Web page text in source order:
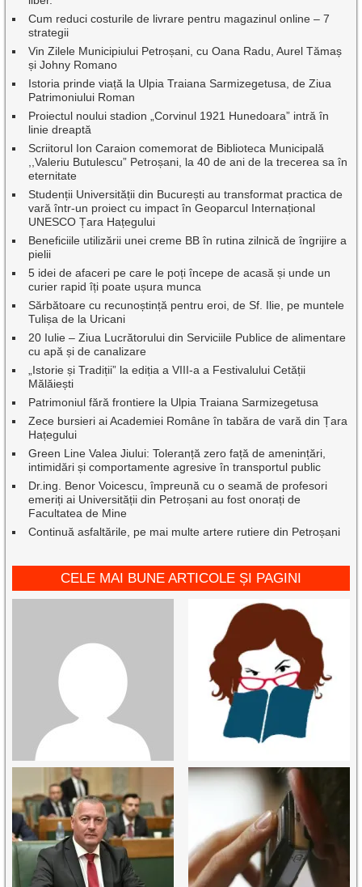
Cum reduci costurile de livrare pentru magazinul online – 7
strategii
Vin Zilele Municipiului Petroșani, cu Oana Radu, Aurel Tămaș
și Johny Romano
Istoria prinde viață la Ulpia Traiana Sarmizegetusa, de Ziua
Patrimoniului Roman
Proiectul noului stadion „Corvinul 1921 Hunedoara” intră în
linie dreaptă
Scriitorul Ion Caraion comemorat de Biblioteca Municipală
,,Valeriu Butulescu” Petroșani, la 40 de ani de la trecerea sa în
eternitate
Studenții Universității din București au transformat practica de
vară într-un proiect cu impact în Geoparcul Internațional
UNESCO Țara Hațegului
Beneficiile utilizării unei creme BB în rutina zilnică de îngrijire a
pielii
5 idei de afaceri pe care le poți începe de acasă și unde un
curier rapid îți poate ușura munca
Sărbătoare cu recunoștință pentru eroi, de Sf. Ilie, pe muntele
Tulișa de la Uricani
20 Iulie – Ziua Lucrătorului din Serviciile Publice de alimentare
cu apă și de canalizare
„Istorie și Tradiții” la ediția a VIII-a a Festivalului Cetății
Mălăiești
Patrimoniul fără frontiere la Ulpia Traiana Sarmizegetusa
Zece bursieri ai Academiei Române în tabăra de vară din Țara
Hațegului
Green Line Valea Jiului: Toleranță zero față de amenințări,
intimidări și comportamente agresive în transportul public
Dr.ing. Benor Voicescu, împreună cu o seamă de profesori
emeriți ai Universității din Petroșani au fost onorați de
Facultatea de Mine
Continuă asfaltările, pe mai multe artere rutiere din Petroșani
CELE MAI BUNE ARTICOLE ȘI PAGINI